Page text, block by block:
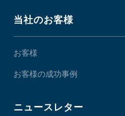
当社のお客様
お客様
お客様の成功事例
ニュースレター